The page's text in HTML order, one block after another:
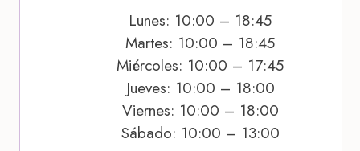
Lunes: 10:00 – 18:45
Martes: 10:00 – 18:45
Miércoles: 10:00 – 17:45
Jueves: 10:00 – 18:00
Viernes: 10:00 – 18:00
Sábado: 10:00 – 13:00